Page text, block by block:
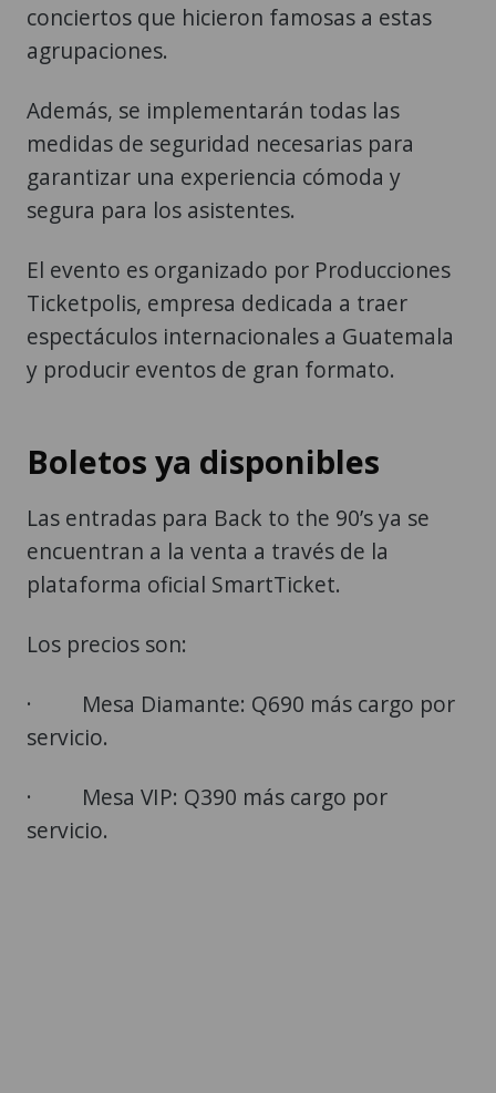
conciertos que hicieron famosas a estas
agrupaciones.
Además, se implementarán todas las
medidas de seguridad necesarias para
garantizar una experiencia cómoda y
segura para los asistentes.
El evento es organizado por Producciones
Ticketpolis, empresa dedicada a traer
espectáculos internacionales a Guatemala
y producir eventos de gran formato.
Boletos ya disponibles
Las entradas para Back to the 90’s ya se
encuentran a la venta a través de la
plataforma oficial SmartTicket.
Los precios son:
· Mesa Diamante: Q690 más cargo por
servicio.
· Mesa VIP: Q390 más cargo por
servicio.